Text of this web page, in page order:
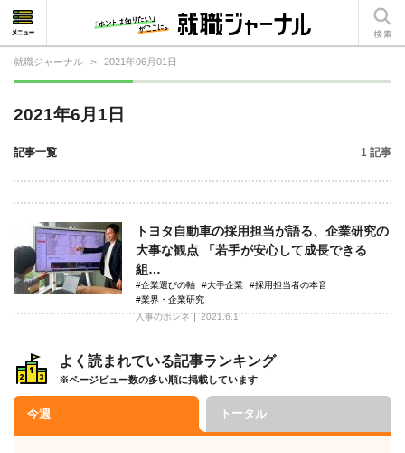
就職ジャーナル > 2021年06月01日
2021年6月1日
記事一覧 1 記事
トヨタ自動車の採用担当が語る、企業研究の
大事な観点 「若手が安心して成長できる
組…
#企業選びの軸 #大手企業
#採用担当者の本音
#業界・企業研究
人事のホンネ
2021.6.1
よく読まれている記事ランキング
※ページビュー数の多い順に掲載しています
今週 トータル
就活相談
就活ノウハウ
仕事の選び方・ヒント
仕事とは？
就活コラム